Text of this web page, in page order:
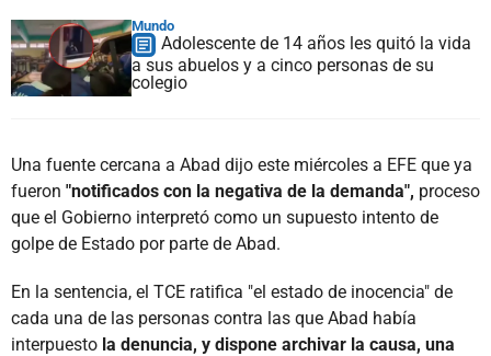
Mundo
Adolescente de 14 años les quitó la vida
a sus abuelos y a cinco personas de su
colegio
Una fuente cercana a Abad dijo este miércoles a EFE que ya
fueron "notificados con la negativa de la demanda", proceso
que el Gobierno interpretó como un supuesto intento de
golpe de Estado por parte de Abad.
En la sentencia, el TCE ratifica "el estado de inocencia" de
cada una de las personas contra las que Abad había
interpuesto la denuncia, y dispone archivar la causa, una